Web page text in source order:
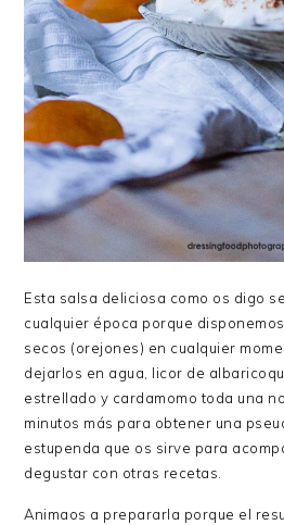
Esta salsa deliciosa como os digo
cualquier época porque
secos (orejones) en cualquier
dejarlos en agua, licor de
estrellado y cardamomo toda una
minutos más para obtener una
estupenda que os sirve para
degustar con otras recetas.
Animaos a prepararla porque el